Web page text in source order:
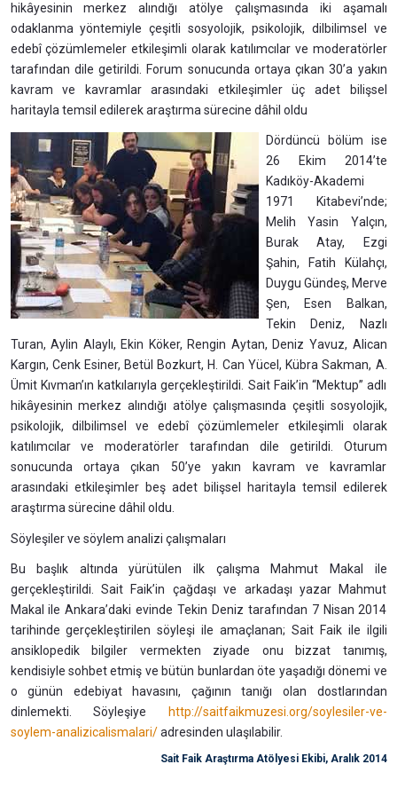
hikâyesinin merkez alındığı atölye çalışmasında iki aşamalı
odaklanma yöntemiyle çeşitli sosyolojik, psikolojik, dilbilimsel ve
edebî çözümlemeler etkileşimli olarak katılımcılar ve moderatörler
tarafından dile getirildi. Forum sonucunda ortaya çıkan 30’a yakın
kavram ve kavramlar arasındaki etkileşimler üç adet bilişsel
haritayla temsil edilerek araştırma sürecine dâhil oldu
Dördüncü bölüm ise
26 Ekim 2014’te
Kadıköy-Akademi
1971 Kitabevi’nde;
Melih Yasin Yalçın,
Burak Atay, Ezgi
Şahin, Fatih Külahçı,
Duygu Gündeş, Merve
Şen, Esen Balkan,
Tekin Deniz, Nazlı
Turan, Aylin Alaylı, Ekin Köker, Rengin Aytan, Deniz Yavuz, Alican
Kargın, Cenk Esiner, Betül Bozkurt, H. Can Yücel, Kübra Sakman, A.
Ümit Kıvman’ın katkılarıyla gerçekleştirildi. Sait Faik’in “Mektup” adlı
hikâyesinin merkez alındığı atölye çalışmasında çeşitli sosyolojik,
psikolojik, dilbilimsel ve edebî çözümlemeler etkileşimli olarak
katılımcılar ve moderatörler tarafından dile getirildi. Oturum
sonucunda ortaya çıkan 50’ye yakın kavram ve kavramlar
arasındaki etkileşimler beş adet bilişsel haritayla temsil edilerek
araştırma sürecine dâhil oldu.
Söyleşiler ve söylem analizi çalışmaları
Bu başlık altında yürütülen ilk çalışma Mahmut Makal ile
gerçekleştirildi. Sait Faik’in çağdaşı ve arkadaşı yazar Mahmut
Makal ile Ankara’daki evinde Tekin Deniz tarafından 7 Nisan 2014
tarihinde gerçekleştirilen söyleşi ile amaçlanan; Sait Faik ile ilgili
ansiklopedik bilgiler vermekten ziyade onu bizzat tanımış,
kendisiyle sohbet etmiş ve bütün bunlardan öte yaşadığı dönemi ve
o günün edebiyat havasını, çağının tanığı olan dostlarından
dinlemekti. Söyleşiye
http://saitfaikmuzesi.org/soylesiler-ve-
soylem-analizicalismalari/adresinden ulaşılabilir.
Sait Faik Araştırma Atölyesi Ekibi, Aralık 2014